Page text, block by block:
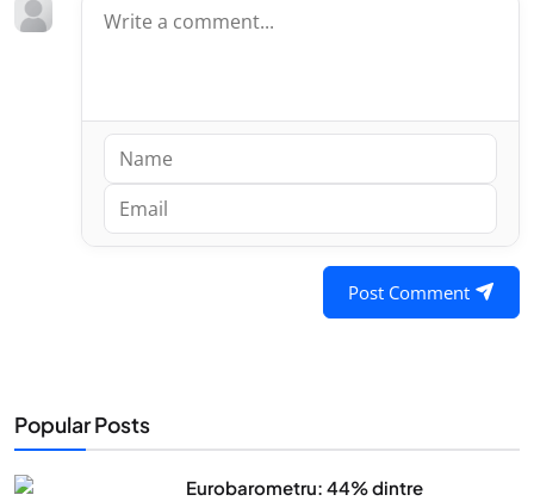
Post Comment
Popular Posts
Eurobarometru: 44% dintre